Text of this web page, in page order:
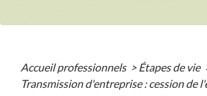
Accueil professionnels > Étapes de vie
Transmission d'entreprise : cession de